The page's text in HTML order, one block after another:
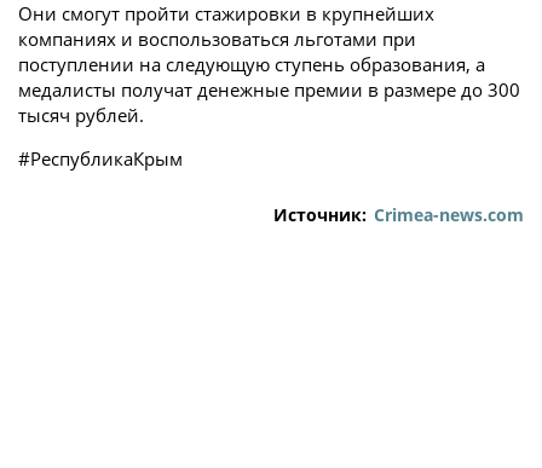
Они смогут пройти стажировки в крупнейших
компаниях и воспользоваться льготами при
поступлении на следующую ступень образования, а
медалисты получат денежные премии в размере до 300
тысяч рублей.
#РеспубликаКрым
Источник: Crimea-news.com